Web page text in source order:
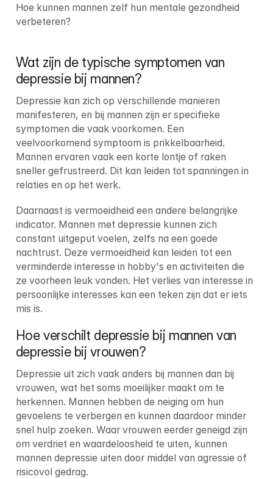
Wat zijn de typische symptomen van
depressie bij mannen?
Depressie kan zich op verschillende manieren
manifesteren, en bij mannen zijn er specifieke
symptomen die vaak voorkomen. Een
veelvoorkomend symptoom is prikkelbaarheid.
Mannen ervaren vaak een korte lontje of raken
sneller gefrustreerd. Dit kan leiden tot spanningen in
relaties en op het werk.
Daarnaast is vermoeidheid een andere belangrijke
indicator. Mannen met depressie kunnen zich
constant uitgeput voelen, zelfs na een goede
nachtrust. Deze vermoeidheid kan leiden tot een
verminderde interesse in hobby's en activiteiten die
ze voorheen leuk vonden. Het verlies van interesse in
persoonlijke interesses kan een teken zijn dat er iets
mis is.
Hoe verschilt depressie bij mannen van
depressie bij vrouwen?
Depressie uit zich vaak anders bij mannen dan bij
vrouwen, wat het soms moeilijker maakt om te
herkennen. Mannen hebben de neiging om hun
gevoelens te verbergen en kunnen daardoor minder
snel hulp zoeken. Waar vrouwen eerder geneigd zijn
om verdriet en waardeloosheid te uiten, kunnen
mannen depressie uiten door middel van agressie of
risicovol gedrag.
Hoe kunnen mannen zelf hun mentale gezondheid
verbeteren?